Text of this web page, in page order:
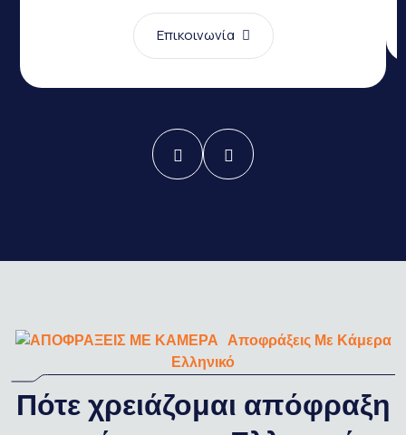
Επικοινωνία
Αποφράξεις Με Κάμερα
Ελληνικό
Πότε χρειάζομαι απόφραξη